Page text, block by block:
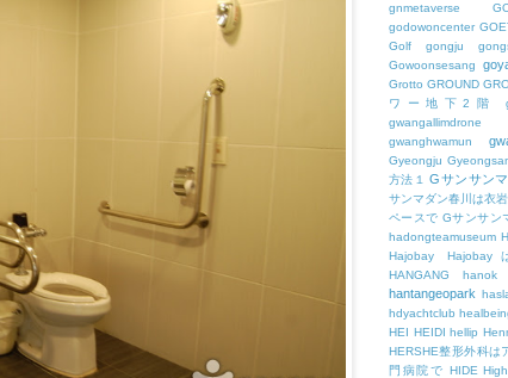
gnmetaverse
godowoncenter
Golf
gongju
Gowoonsesang
Grotto GROUND
ワー地下2階
gwangallimdrone
gwanghwamun
Gyeongju
方法１
Gサンサン
サンマダン春川は衣
ペースで Gサンサン
hadongteamuseum
Hajobay
Hajobay
HANGANG hanok
hantangeopark
hdyachtclub
HEI HEIDI hellip
HERSHE整形外科は
門病院で HIDE